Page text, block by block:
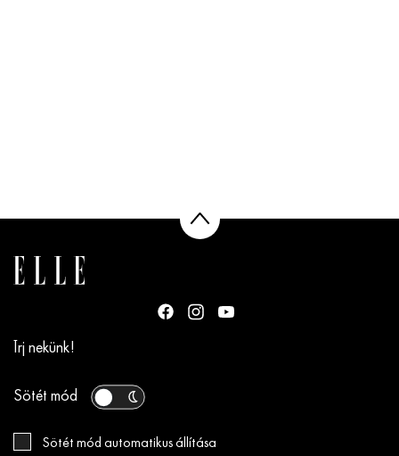
Írj nekünk!
Sötét mód
Sötét mód automatikus állítása